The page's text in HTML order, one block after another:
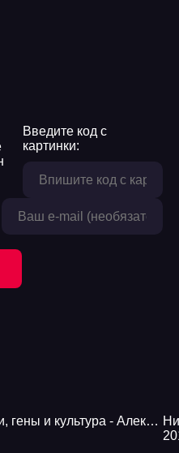
Введите код с
картинки:
Эволюция человека 3. Кости, гены и культура - Александр Марков